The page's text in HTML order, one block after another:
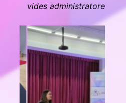
vides administratore